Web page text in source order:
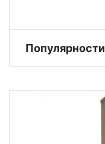
Популярности